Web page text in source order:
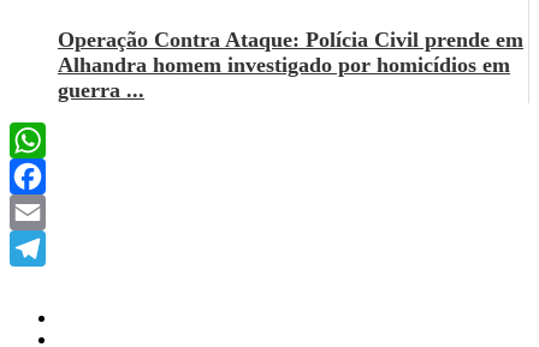
Operação Contra Ataque: Polícia Civil prende em
Alhandra homem investigado por homicídios em
guerra ...
WhatsApp
Facebook
Email